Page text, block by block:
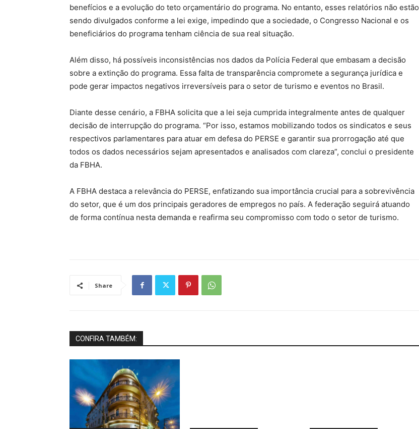
benefícios e a evolução do teto orçamentário do programa. No entanto, esses relatórios não estão
sendo divulgados conforme a lei exige, impedindo que a sociedade, o Congresso Nacional e os
beneficiários do programa tenham ciência de sua real situação.
Além disso, há possíveis inconsistências nos dados da Polícia Federal que embasam a decisão
sobre a extinção do programa. Essa falta de transparência compromete a segurança jurídica e
pode gerar impactos negativos irreversíveis para o setor de turismo e eventos no Brasil.
Diante desse cenário, a FBHA solicita que a lei seja cumprida integralmente antes de qualquer
decisão de interrupção do programa. “Por isso, estamos mobilizando todos os sindicatos e seus
respectivos parlamentares para atuar em defesa do PERSE e garantir sua prorrogação até que
todos os dados necessários sejam apresentados e analisados com clareza”, conclui o presidente
da FBHA.
A FBHA destaca a relevância do PERSE, enfatizando sua importância crucial para a sobrevivência
do setor, que é um dos principais geradores de empregos no país. A federação seguirá atuando
de forma contínua nesta demanda e reafirma seu compromisso com todo o setor de turismo.
Share
CONFIRA TAMBÉM: